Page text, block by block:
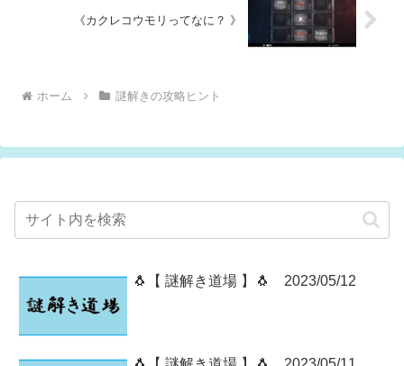
《カクレコウモリってなに？ 》
ホーム 謎解きの攻略ヒント
🐧【 謎解き道場 】🐧 2023/05/12